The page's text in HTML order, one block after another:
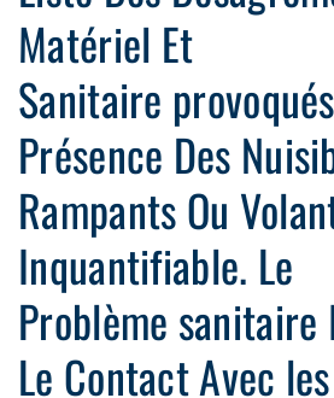
Matériel Et
Sanitaire
Présence Des
Rampants Ou
Inquantifiable. Le
Problème
Le Contact Avec